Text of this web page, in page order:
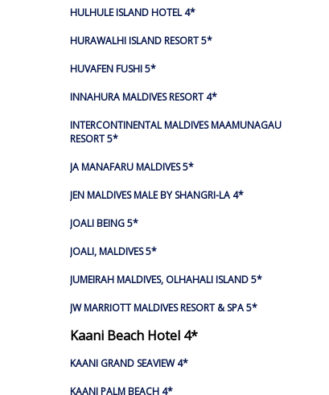
HULHULE ISLAND HOTEL 4*
HURAWALHI ISLAND RESORT 5*
HUVAFEN FUSHI 5*
INNAHURA MALDIVES RESORT 4*
INTERCONTINENTAL MALDIVES MAAMUNAGAU
RESORT 5*
JA MANAFARU MALDIVES 5*
JEN MALDIVES MALE BY SHANGRI-LA 4*
JOALI BEING 5*
JOALI, MALDIVES 5*
JUMEIRAH MALDIVES, OLHAHALI ISLAND 5*
JW MARRIOTT MALDIVES RESORT & SPA 5*
Kaani Beach Hotel 4*
KAANI GRAND SEAVIEW 4*
KAANI PALM BEACH 4*